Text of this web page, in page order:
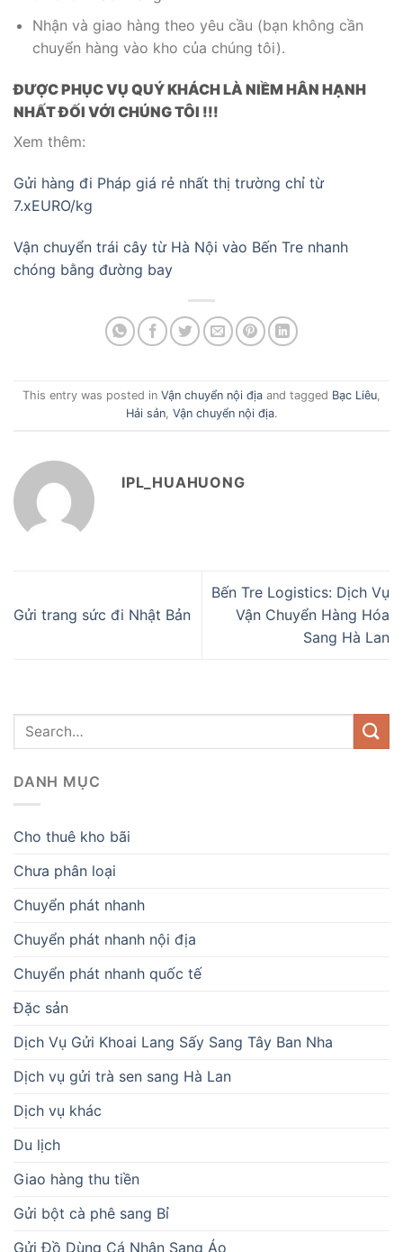
Nhận và giao hàng theo yêu cầu (bạn không cần
chuyển hàng vào kho của chúng tôi).
ĐƯỢC PHỤC VỤ QUÝ KHÁCH LÀ NIỀM HÂN HẠNH
NHẤT ĐỐI VỚI CHÚNG TÔI !!!
Xem thêm:
Gửi hàng đi Pháp giá rẻ nhất thị trường chỉ từ
7.xEURO/kg
Vận chuyển trái cây từ Hà Nội vào Bến Tre nhanh
chóng bằng đường bay
This entry was posted in Vận chuyển nội địa and tagged Bạc Liêu,
Hải sản, Vận chuyển nội địa.
IPL_HUAHUONG
Gửi trang sức đi Nhật Bản
Bến Tre Logistics: Dịch Vụ
Vận Chuyển Hàng Hóa
Sang Hà Lan
DANH MỤC
Cho thuê kho bãi
Chưa phân loại
Chuyển phát nhanh
Chuyển phát nhanh nội địa
Chuyển phát nhanh quốc tế
Đặc sản
Dịch Vụ Gửi Khoai Lang Sấy Sang Tây Ban Nha
Dịch vụ gửi trà sen sang Hà Lan
Dịch vụ khác
Du lịch
Giao hàng thu tiền
Gửi bột cà phê sang Bỉ
Gửi Đồ Dùng Cá Nhân Sang Áo